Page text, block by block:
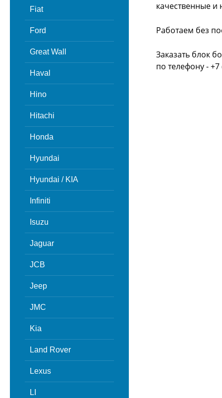
Fiat
Ford
Great Wall
Haval
Hino
Hitachi
Honda
Hyundai
Hyundai / KIA
Infiniti
Isuzu
Jaguar
JCB
Jeep
JMC
Kia
Land Rover
Lexus
LI
качественные и
Работаем без
Заказать блок
по телефону -